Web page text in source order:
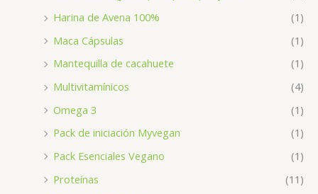
Harina de Avena 100%
(1)
Maca Cápsulas
(1)
Mantequilla de cacahuete
(1)
Multivitamínicos
(4)
Omega 3
(1)
Pack de iniciación Myvegan
(1)
Pack Esenciales Vegano
(1)
Proteínas
(11)